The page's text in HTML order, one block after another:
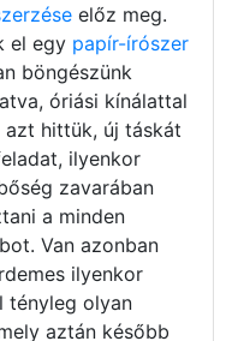
előz meg.
el egy papír-írószer
böngészünk
óriási kínálattal
hittük, új táskát
ilyenkor
zavarában
a minden
Van azonban
ilyenkor
tényleg olyan
aztán később